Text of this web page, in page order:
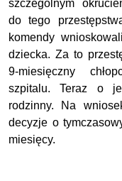
szczególnym
do tego
komendy
dziecka. Za to
9-miesięczny
szpitalu. Teraz o
rodzinny. Na
decyzje o
miesięcy.